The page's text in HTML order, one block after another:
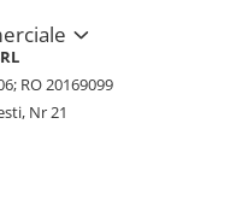
RO 20169099
Nr 21